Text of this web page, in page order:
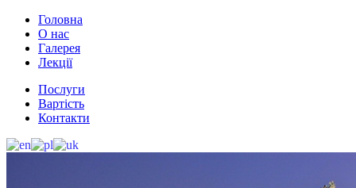
Головна
О нас
Галерея
Лекції
Послуги
Вартість
Контакти